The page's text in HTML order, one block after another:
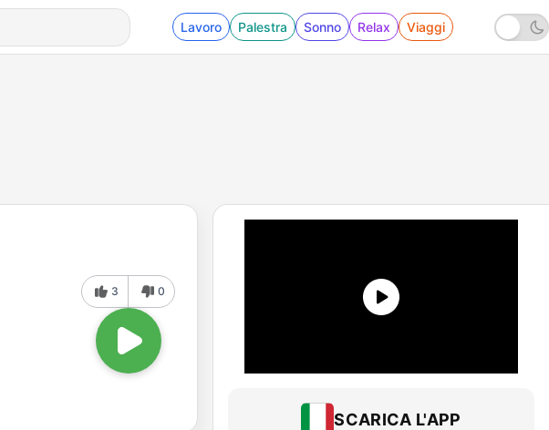
Lavoro Palestra Sonno Relax Viaggi
3 0
SCARICA L'APP